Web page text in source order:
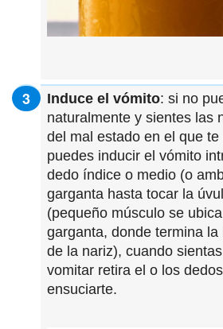
Induce el vómito: si no
naturalmente y sientes las
del mal estado en el que
puedes inducir el vómito
dedo índice o medio (o
garganta hasta tocar la
(pequeño músculo se
garganta, donde termina la
de la nariz), cuando
vomitar retira el o los
ensuciarte.